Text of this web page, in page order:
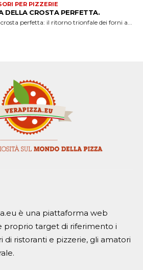
PER PIZZERIE
DELLA CROSTA PERFETTA.
perfetta: il ritorno trionfale dei forni a...
è una piattaforma web
proprio target di riferimento i
di ristoranti e pizzerie, gli amatori